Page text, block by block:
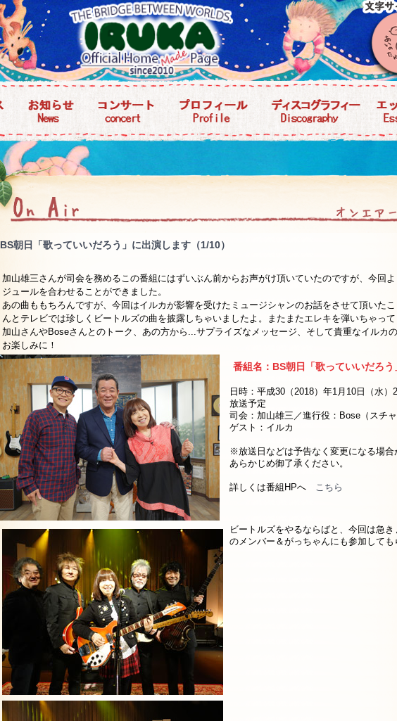
BS朝日「歌っていいだろう」に出演します（1/10）
加山雄三さんが司会を務めるこの番組にはずいぶん前からお声がけ頂いていたのですが、今回
ジュールを合わせることができました。
あの曲ももちろんですが、今回はイルカが影響を受けたミュージシャンのお話をさせて頂いた
んとテレビでは珍しくビートルズの曲を披露しちゃいましたよ。またまたエレキを弾いちゃって
加山さんやBoseさんとのトーク、あの方から...サプライズなメッセージ、そして貴重なイルカ
お楽しみに！
番組名：BS朝日「歌っていいだろう
日時：平成30（2018）年1月10日（水）
放送予定
司会：加山雄三／進行役：Bose（スチ
ゲスト：イルカ
※放送日などは予告なく変更になる場合
あらかじめ御了承ください。
詳しくは番組HPへ こちら
ビートルズをやるならばと、今回は急き
のメンバー＆がっちゃんにも参加しても